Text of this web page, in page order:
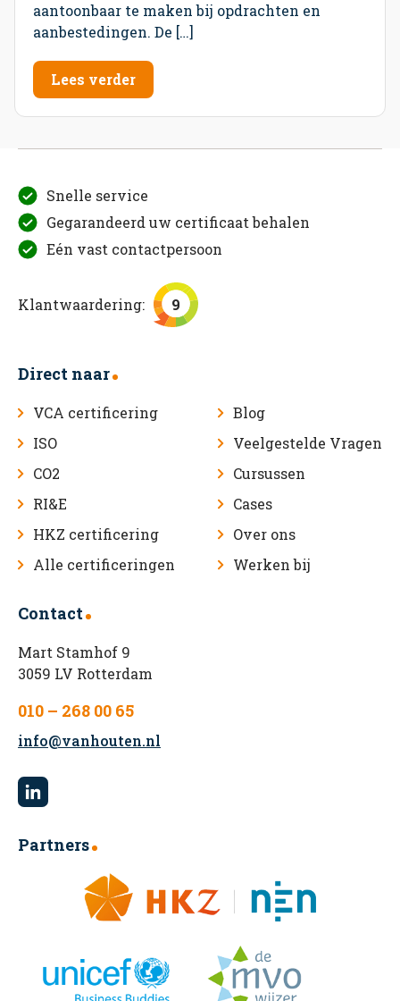
aantoonbaar te maken bij opdrachten en
aanbestedingen. De […]
Lees verder
Snelle service
Gegarandeerd uw certificaat behalen
Eén vast contactpersoon
Klantwaardering: 9
Direct naar
VCA certificering
ISO
CO2
RI&E
HKZ certificering
Alle certificeringen
Blog
Veelgestelde Vragen
Cursussen
Cases
Over ons
Werken bij
Contact
Mart Stamhof 9
3059 LV Rotterdam
010 – 268 00 65
info@vanhouten.nl
Partners